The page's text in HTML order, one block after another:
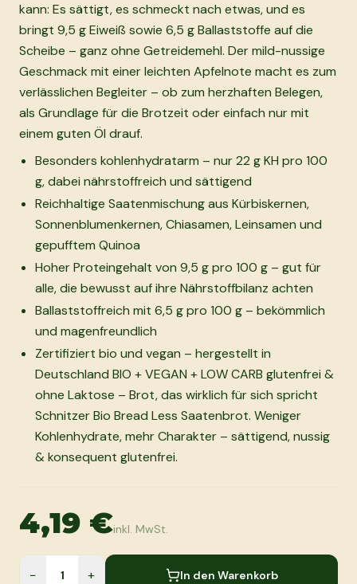
kann: Es sättigt, es schmeckt nach etwas, und es
bringt 9,5 g Eiweiß sowie 6,5 g Ballaststoffe auf die
Scheibe – ganz ohne Getreidemehl. Der mild-nussige
Geschmack mit einer leichten Apfelnote macht es zum
verlässlichen Begleiter – ob zum herzhaften Belegen,
als Grundlage für die Brotzeit oder einfach nur mit
einem guten Öl drauf.
Besonders kohlenhydratarm – nur 22 g KH pro 100
g, dabei nährstoffreich und sättigend
Reichhaltige Saatenmischung aus Kürbiskernen,
Sonnenblumenkernen, Chiasamen, Leinsamen und
gepufftem Quinoa
Hoher Proteingehalt von 9,5 g pro 100 g – gut für
alle, die bewusst auf ihre Nährstoffbilanz achten
Ballaststoffreich mit 6,5 g pro 100 g – bekömmlich
und magenfreundlich
Zertifiziert bio und vegan – hergestellt in
Deutschland BIO + VEGAN + LOW CARB glutenfrei &
ohne Laktose – Brot, das wirklich für sich spricht
Schnitzer Bio Bread Less Saatenbrot. Weniger
Kohlenhydrate, mehr Charakter – sättigend, nussig
& konsequent glutenfrei.
4,19 €inkl. MwSt.
− + In den Warenkorb